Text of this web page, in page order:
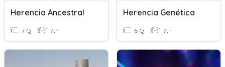
Herencia Ancestral
7 Q 7th
Herencia Genética
6 Q 7th